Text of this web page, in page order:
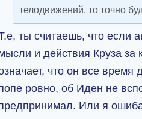
телодвижений, то точно
ты считаешь, что если
и действия Круза за
что он все
ровно, об Иден не
Или я